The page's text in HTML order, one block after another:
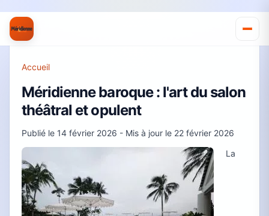
Accueil
Méridienne baroque : l'art du salon
théâtral et opulent
Publié le 14 février 2026 - Mis à jour le 22 février 2026
La